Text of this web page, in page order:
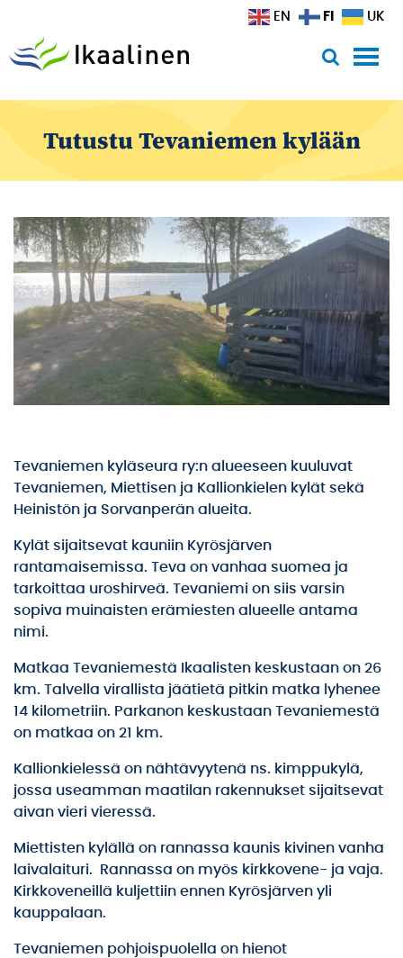
Tutustu Tevaniemen kylään
Tevaniemen kyläseura ry:n alueeseen kuuluvat
Tevaniemen, Miettisen ja Kallionkielen kylät sekä
Heinistön ja Sorvanperän alueita.
Kylät sijaitsevat kauniin Kyrösjärven
rantamaisemissa. Teva on vanhaa suomea ja
tarkoittaa uroshirveä. Tevaniemi on siis varsin
sopiva muinaisten erämiesten alueelle antama
nimi.
Matkaa Tevaniemestä Ikaalisten keskustaan on 26
km. Talvella virallista jäätietä pitkin matka lyhenee
14 kilometriin. Parkanon keskustaan Tevaniemestä
on matkaa on 21 km.
Kallionkielessä on nähtävyytenä ns. kimppukylä,
jossa useamman maatilan rakennukset sijaitsevat
aivan vieri vieressä.
Miettisten kylällä on rannassa kaunis kivinen vanha
laivalaituri. Rannassa on myös kirkkovene- ja vaja.
Kirkkoveneillä kuljettiin ennen Kyrösjärven yli
kauppalaan.
Tevaniemen pohjoispuolella on hienot
EN FI UK